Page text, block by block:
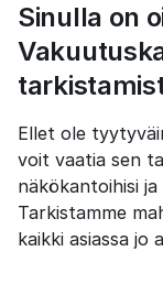
Sinulla on
Ellet ole
voit vaatia sen
näkökantoihisi
Tarkistamme
kaikki asiassa jo